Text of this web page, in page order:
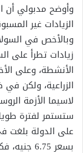
وأوضح مدبولي أن
الزيادات غير
وبالأخص في
زيادات تطرأ على
الأنشطة، وعلى
الزراعية، ولكن في
لاسيما الأزمة
ستستمر لفترة